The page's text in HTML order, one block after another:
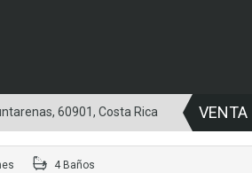
60901, Costa Rica VENTA
4 Baños